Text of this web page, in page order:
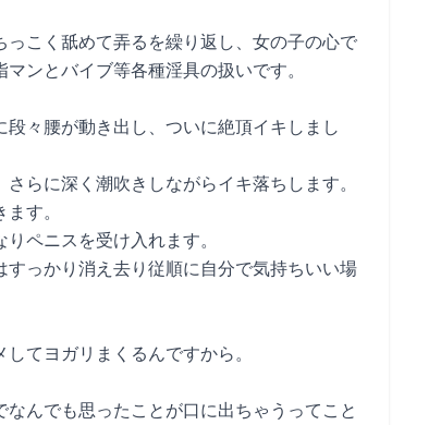
こく舐めて弄るを繰り返し、女の子の心で
ンとバイブ等各種淫具の扱いです。
々腰が動き出し、ついに絶頂イキしまし
らに深く潮吹きしながらイキ落ちします。
す。
ペニスを受け入れます。
っかり消え去り従順に自分で気持ちいい場
てヨガリまくるんですから。
んでも思ったことが口に出ちゃうってこと